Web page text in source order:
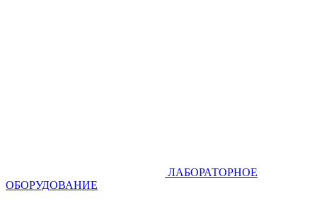
ЛАБОРАТОРНОЕ
ОБОРУДОВАНИЕ